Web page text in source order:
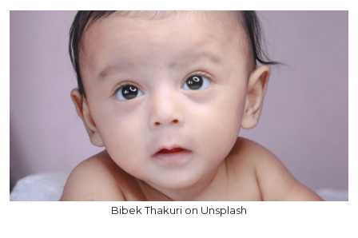
Bibek Thakuri on Unsplash